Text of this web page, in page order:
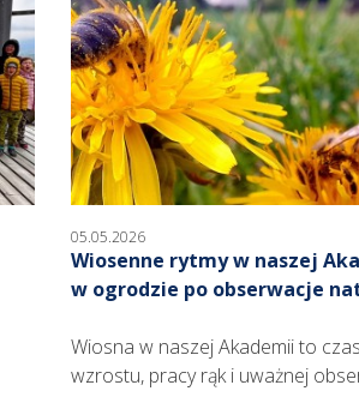
05.05.2026
Wiosenne rytmy w naszej
w ogrodzie po obserwacje
Wiosna w naszej Akademii to
wzrostu, pracy rąk i uważnej